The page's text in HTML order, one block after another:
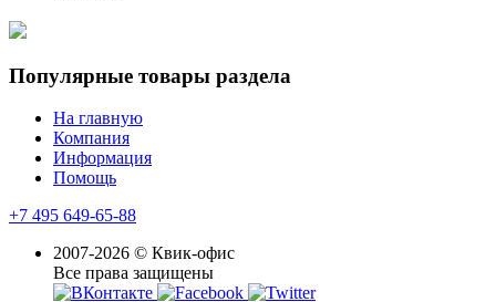
Популярные товары раздела
На главную
Компания
Информация
Помощь
+7 495 649-65-88
2007-2026 © Квик-офис
Все права защищены